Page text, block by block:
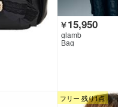
￥15,950
glamb
Bag
フリー 残り1点